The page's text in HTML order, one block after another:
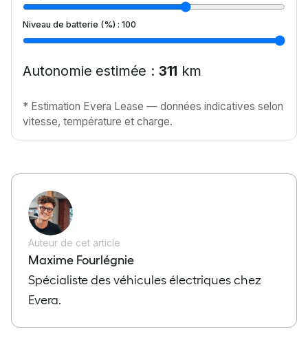
Niveau de batterie (%) : 100
Autonomie estimée : 311 km
* Estimation Evera Lease — données indicatives selon
vitesse, température et charge.
Auteur de cet article
Maxime Fourlégnie
Spécialiste des véhicules électriques chez
Evera.